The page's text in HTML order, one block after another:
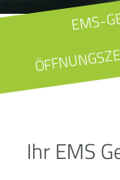
EMS-
Ihr EMS